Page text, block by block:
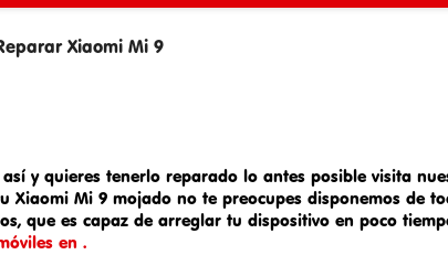
Xiaomi Mi 9
y quieres tenerlo reparado lo antes posible visita
Xiaomi Mi 9 mojado no te preocupes disponemos de
que es capaz de arreglar tu dispositivo en poco
en .